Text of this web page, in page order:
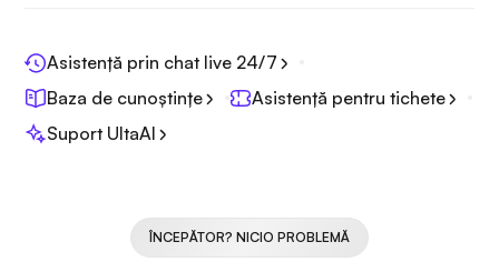
Asistență prin chat live 24/7
Baza de cunoștințe
Asistență pentru tichete
Suport UltaAI
ÎNCEPĂTOR? NICIO PROBLEMĂ